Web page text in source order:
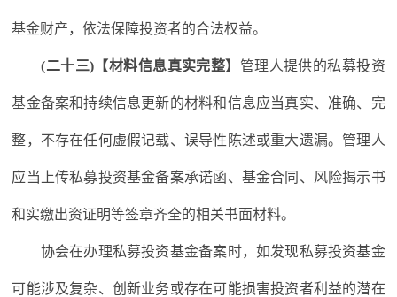
基金财产，依法保障投资者的合法权益。
(二十三)【材料信息真实完整】 管理人提供的私募投资
基金备案和持续信息更新的材料和信息应当真实、准确、完
整，不存在任何虚假记载、误导性陈述或重大遗漏。管理人
应当上传私募投资基金备案承诺函、基金合同、风险揭示书
和实缴出资证明等签章齐全的相关书面材料。
协会在办理私募投资基金备案时，如发现私募投资基金
可能涉及复杂、创新业务或存在可能损害投资者利益的潜在